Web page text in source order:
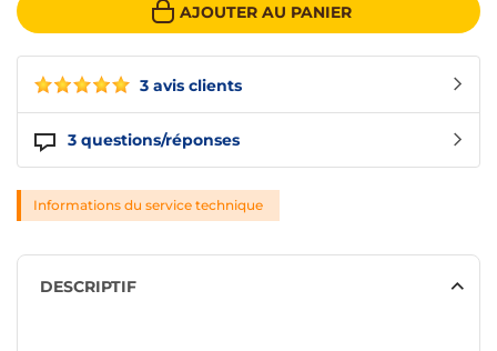
3 avis clients
3 questions/réponses
AJOUTER AU PANIER
Informations du service technique
DESCRIPTIF